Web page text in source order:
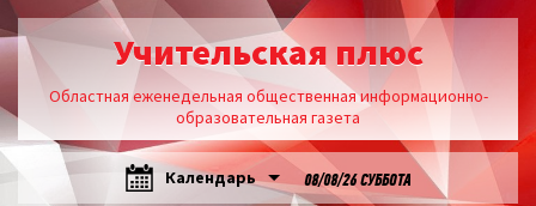
Учительская плюс
Областная еженедельная общественная информационно-
образовательная газета
Календарь 08/08/26 СУББОТА